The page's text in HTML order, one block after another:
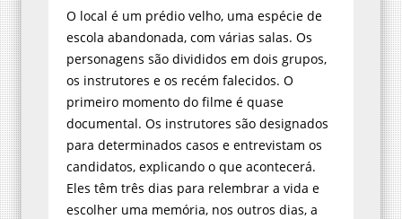
escola abandonada, com várias salas. Os
personagens são divididos em dois grupos,
os instrutores e os recém falecidos. O
primeiro momento do filme é quase
documental. Os instrutores são designados
para determinados casos e entrevistam os
candidatos, explicando o que acontecerá.
Eles têm três dias para relembrar a vida e
escolher uma memória, nos outros dias, a
equipe irá recriar o momento e no último